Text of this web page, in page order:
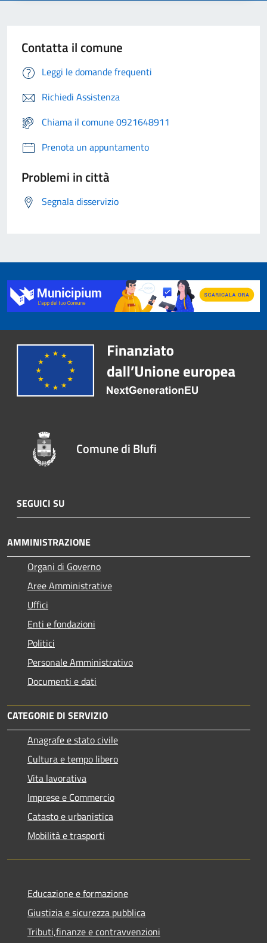
Contatta il comune
Leggi le domande frequenti
Richiedi Assistenza
Chiama il comune 0921648911
Prenota un appuntamento
Problemi in città
Segnala disservizio
Comune di Blufi
SEGUICI SU
AMMINISTRAZIONE
Organi di Governo
Aree Amministrative
Uffici
Enti e fondazioni
Politici
Personale Amministrativo
Documenti e dati
CATEGORIE DI SERVIZIO
Anagrafe e stato civile
Cultura e tempo libero
Vita lavorativa
Imprese e Commercio
Catasto e urbanistica
Mobilità e trasporti
Educazione e formazione
Giustizia e sicurezza pubblica
Tributi,finanze e contravvenzioni